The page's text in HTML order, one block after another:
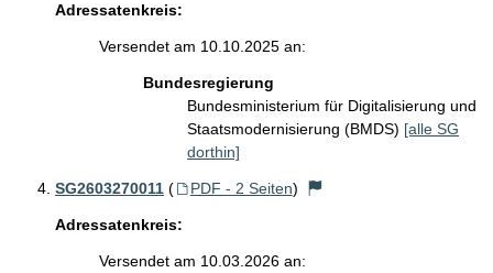
Adressatenkreis:
Versendet am 10.10.2025 an:
Bundesregierung
Bundesministerium für Digitalisierung und
Staatsmodernisierung (BMDS) [alle SG
dorthin]
SG2603270011 ( PDF - 2 Seiten)
Adressatenkreis:
Versendet am 10.03.2026 an: